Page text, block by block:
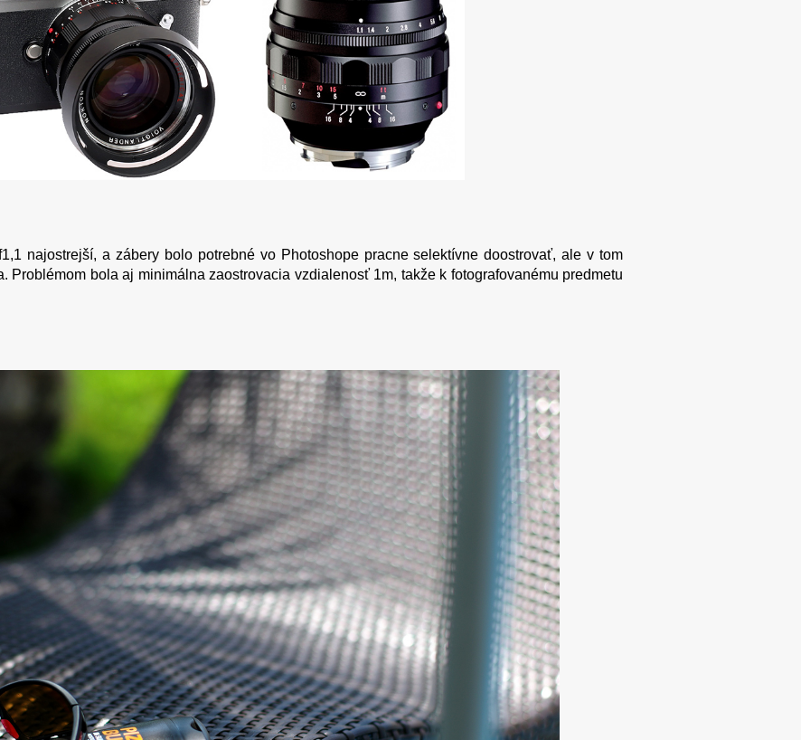
najostrejší, a zábery bolo potrebné vo Photoshope pracne selektívne doostrovať, ale v tom
Problémom bola aj minimálna zaostrovacia vzdialenosť 1m, takže k fotografovanému predmetu